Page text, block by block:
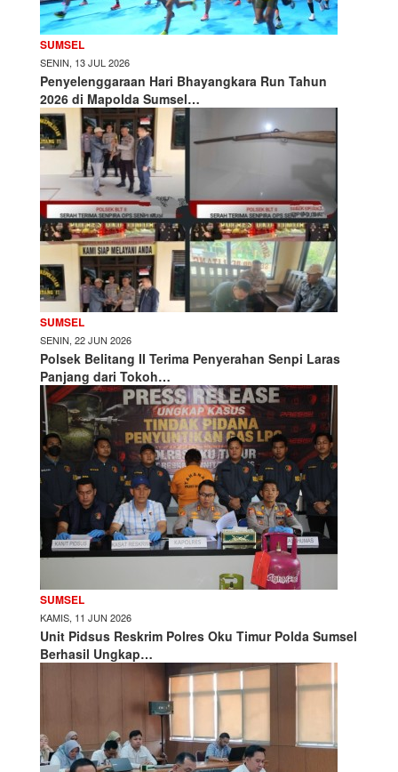
SUMSEL
SENIN, 13 JUL 2026
Penyelenggaraan Hari Bhayangkara Run Tahun
2026 di Mapolda Sumsel…
SUMSEL
SENIN, 22 JUN 2026
Polsek Belitang II Terima Penyerahan Senpi Laras
Panjang dari Tokoh…
SUMSEL
KAMIS, 11 JUN 2026
Unit Pidsus Reskrim Polres Oku Timur Polda Sumsel
Berhasil Ungkap…